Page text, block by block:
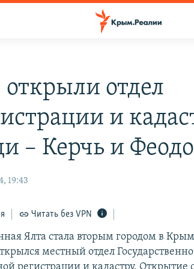
открыли отдел
и
– Керчь и
19:43
Читать без VPN
Ялта стала вторым городом в
местный отдел